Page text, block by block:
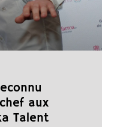
aux
Talent